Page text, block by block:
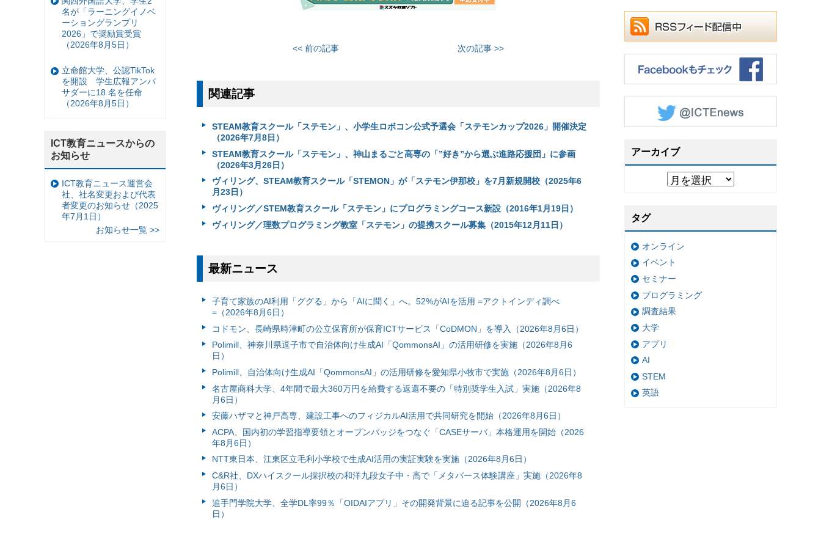
<< 前の記事 次の記事 >>
関連記事
STEAM教育スクール「ステモン」、小学生ロボコン公式予選会「ステモンカップ2026」開催決定
（2026年7月8日）
STEAM教育スクール「ステモン」、神山まるごと高専の「”好き”から選ぶ進路応援団」に参画
（2026年3月26日）
ヴィリング、STEAM教育スクール「STEMON」が「ステモン伊那校」を7月新規開校（2025年6
月23日）
ヴィリング／STEM教育スクール「ステモン」にプログラミングコース新設（2016年1月19日）
ヴィリング／理数プログラミング教室「ステモン」の提携スクール募集（2015年12月11日）
最新ニュース
子育て家族のAI利用「ググる」から「AIに聞く」へ。52%がAIを活用 =アクトインディ調べ
=（2026年8月6日）
コドモン、長崎県時津町の公立保育所が保育ICTサービス「CoDMON」を導入（2026年8月6日）
Polimill、神奈川県逗子市で自治体向け生成AI「QommonsAI」の活用研修を実施（2026年8月6
日）
Polimill、自治体向け生成AI「QommonsAI」の活用研修を愛知県小牧市で実施（2026年8月6日）
名古屋商科大学、4年間で最大360万円を給費する返還不要の「特別奨学生入試」実施（2026年8
月6日）
安藤ハザマと神戸高専、建設工事へのフィジカルAI活用で共同研究を開始（2026年8月6日）
ACPA、国内初の学習指導要領とオープンバッジをつなぐ「CASEサーバ」本格運用を開始（2026
年8月6日）
NTT東日本、江東区立毛利小学校で生成AI活用の実証実験を実施（2026年8月6日）
C&R社、DXハイスクール採択校の和洋九段女子中・高で「メタバース体験講座」実施（2026年8
月6日）
追手門学院大学、全学DL率99％「OIDAIアプリ」その開発背景に迫る記事を公開（2026年8月6
日）
アーカイブ
タグ
オンライン
イベント
セミナー
プログラミング
調査結果
大学
アプリ
AI
STEM
英語
名が「ラーニングイノベ
ーショングランプリ
2026」で奨励賞受賞
（2026年8月5日）
立命館大学、公認TikTok
を開設 学生広報アンバ
サダーに18 名を任命
（2026年8月5日）
ICT教育ニュースからの
お知らせ
ICT教育ニュース運営会
社、社名変更および代表
者変更のお知らせ（2025
年7月1日）
お知らせ一覧 >>